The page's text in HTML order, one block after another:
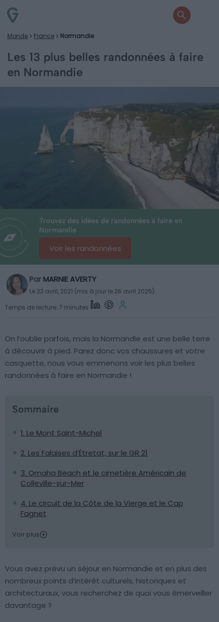
Monde France Normandie
Les 13 plus belles randonnées à faire
en Normandie
Trouvez des idées de randonnées à faire en
Normandie
Voir les randonnées
Par MARNIE AVERTY
Le 23 avril, 2021 (mis à jour le 26 avril 2025)
Temps de lecture: 7 minutes
On l’oublie parfois, mais la Normandie est une belle terre
à découvrir à pied. Parez donc vos chaussures et votre
casquette, nous vous emmenons voir les plus belles
randonnées à faire en Normandie !
Sommaire
1. Le Mont Saint-Michel
2. Les Falaises d’Étretat, sur le GR 21
3. Omaha Beach et le cimetière Américain de
Colleville-sur-Mer
4. Le circuit de la Côte de la Vierge et le Cap
Fagnet
Voir plus
Vous avez prévu un séjour en Normandie et en plus des
nombreux points d’intérêt culturels, historiques et
architecturaux, vous recherchez de quoi vous émerveiller
davantage ?